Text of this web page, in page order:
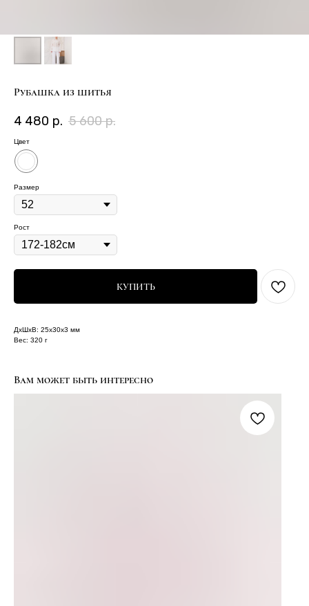
Рубашка из шитья
4 480 р. 5 600 р.
Цвет
Размер
Рост
КУПИТЬ
ДxШxВ: 25x30x3 мм
Вес: 320 г
Вам может быть интересно